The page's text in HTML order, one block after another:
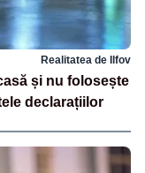
Realitatea de Ilfov
și nu folosește
declarațiilor